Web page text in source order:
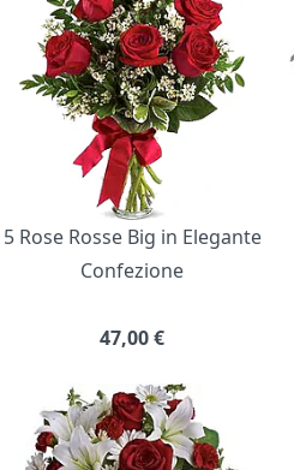
5 Rose Rosse Big in Elegante
Confezione
47,00€